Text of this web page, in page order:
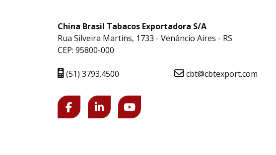
China Brasil Tabacos Exportadora S/A
Rua Silveira Martins, 1733 - Venâncio Aires - RS
CEP: 95800-000
(51) 3793.4500 cbt@cbtexport.com